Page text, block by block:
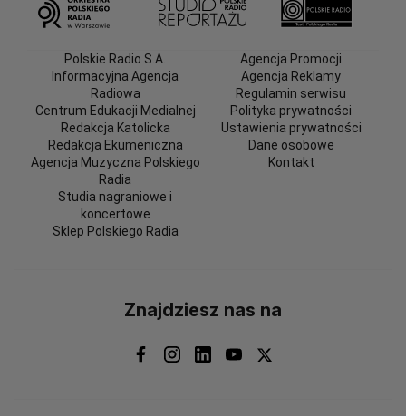
Polskie Radio S.A.
Informacyjna Agencja
Radiowa
Centrum Edukacji Medialnej
Redakcja Katolicka
Redakcja Ekumeniczna
Agencja Muzyczna Polskiego
Radia
Studia nagraniowe i
koncertowe
Sklep Polskiego Radia
Agencja Promocji
Agencja Reklamy
Regulamin serwisu
Polityka prywatności
Ustawienia prywatności
Dane osobowe
Kontakt
Znajdziesz nas na